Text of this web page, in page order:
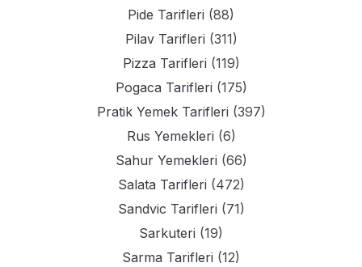
Pide Tarifleri (88)
Pilav Tarifleri (311)
Pizza Tarifleri (119)
Pogaca Tarifleri (175)
Pratik Yemek Tarifleri (397)
Rus Yemekleri (6)
Sahur Yemekleri (66)
Salata Tarifleri (472)
Sandvic Tarifleri (71)
Sarkuteri (19)
Sarma Tarifleri (12)